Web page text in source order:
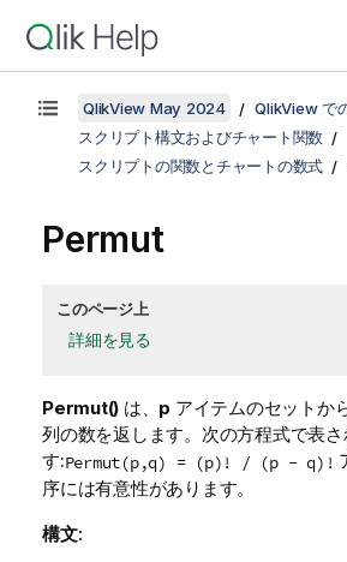
QlikView May 2024
QlikView で
スクリプト構文およびチャート関数
スクリプトの関数とチャートの数式
Permut
このページ上
詳細を見る
Permut() は、 p アイテムのセットか
列の数を返します。次の方程式で表さ
す:Permut(p,q) = (p)! / (p - q)!
序には有意性があります。
構文: